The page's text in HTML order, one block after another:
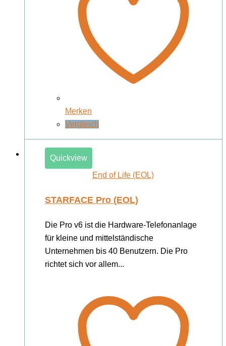
Merken
Vergleich
Quickview
End of Life (EOL)
STARFACE Pro (EOL)
Die Pro v6 ist die Hardware-Telefonanlage
für kleine und mittelständische
Unternehmen bis 40 Benutzern. Die Pro
richtet sich vor allem...